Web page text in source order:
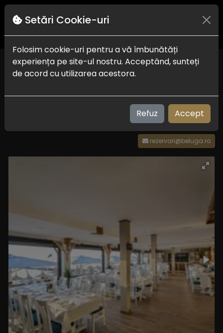
Restaurant BELUGA
Delta Dunarii
0730116688
rezervari@beluga.ro
Setări Cookie-uri
Folosim cookie-uri pentru a vă îmbunătăți
experiența pe site-ul nostru. Acceptând, sunteți
de acord cu utilizarea acestora.
Refuz Accept